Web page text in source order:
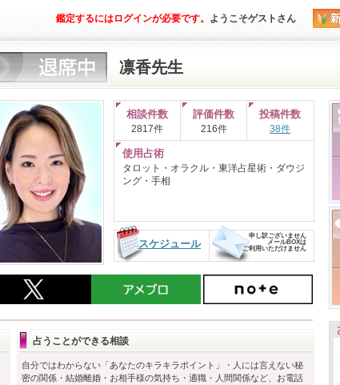
鑑定するにはログインが必要です。 ようこそゲストさん
凛香先生
相談件数
2817件
評価件数
216件
投稿件数
38件
使用占術
タロット・オラクル・東洋占星術・ダウジ
ング・手相
スケジュール
申し訳ございません
メールBOXは
ご利用いただけません
占うことができる相談
自分ではわからない「あなたのキラキラポイント」・人には言えない秘
密の関係・結婚離婚・お相手様の気持ち・適職・人間関係など、お電話